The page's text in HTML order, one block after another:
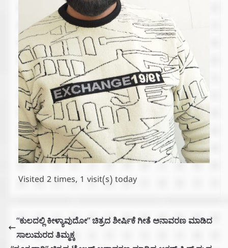
Visited 2 times, 1 visit(s) today
“ಕುಲದಲ್ಲಿ ಕೀಳ್ಯಾವುದೋ” ಚಿತ್ರದ ಶೀರ್ಷಿಕೆ ಗೀತೆ ಅನಾವರಣ ಮಾಡಿದ
ಸಾಲುಮರದ ತಿಮ್ಮಕ್ಕ